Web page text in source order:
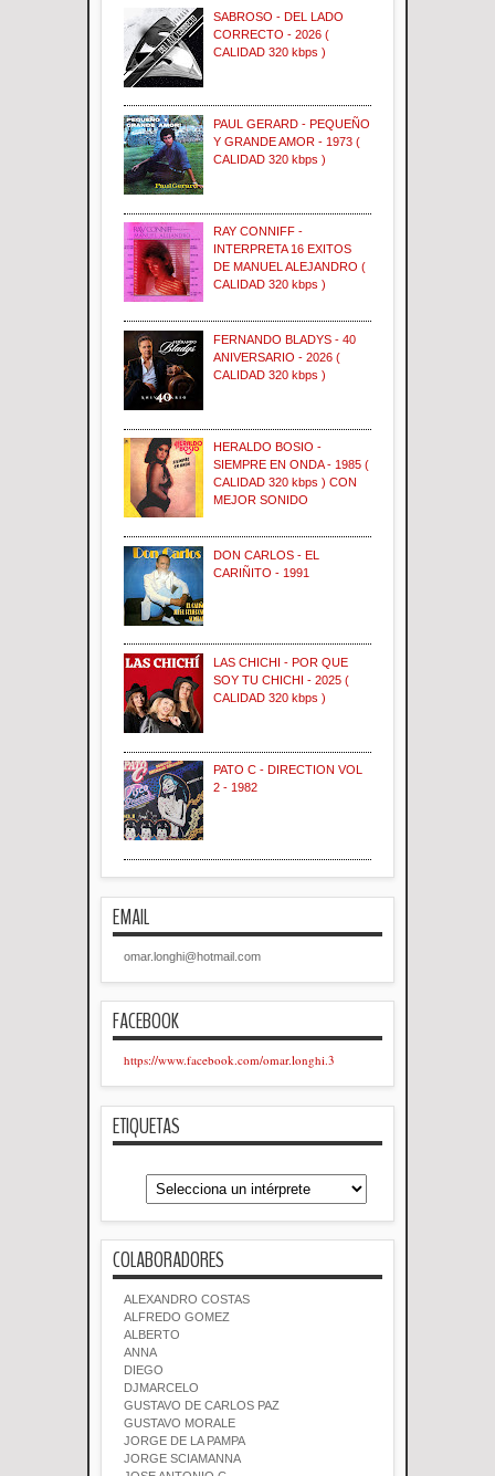
SABROSO - DEL LADO
CORRECTO - 2026 (
CALIDAD 320 kbps )
PAUL GERARD - PEQUEÑO
Y GRANDE AMOR - 1973 (
CALIDAD 320 kbps )
RAY CONNIFF -
INTERPRETA 16 EXITOS
DE MANUEL ALEJANDRO (
CALIDAD 320 kbps )
FERNANDO BLADYS - 40
ANIVERSARIO - 2026 (
CALIDAD 320 kbps )
HERALDO BOSIO -
SIEMPRE EN ONDA - 1985 (
CALIDAD 320 kbps ) CON
MEJOR SONIDO
DON CARLOS - EL
CARIÑITO - 1991
LAS CHICHI - POR QUE
SOY TU CHICHI - 2025 (
CALIDAD 320 kbps )
PATO C - DIRECTION VOL
2 - 1982
EMAIL
omar.longhi@hotmail.com
FACEBOOK
https://www.facebook.com/omar.longhi.3
ETIQUETAS
COLABORADORES
ALEXANDRO COSTAS
ALFREDO GOMEZ
ALBERTO
ANNA
DIEGO
DJMARCELO
GUSTAVO DE CARLOS PAZ
GUSTAVO MORALE
JORGE DE LA PAMPA
JORGE SCIAMANNA